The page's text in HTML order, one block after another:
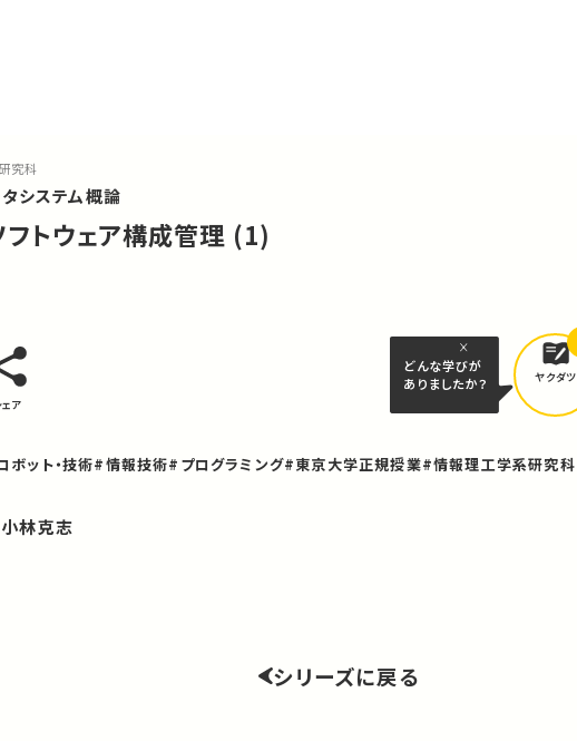
究科
システム概論
トウェア構成管理 (1)
ェア
どんな学びが
ありましたか？
ヤクダツ
ボット・技術#情報技術#プログラミング#東京大学正規授業#情報理工学系研究科
小林克志
シリーズに戻る